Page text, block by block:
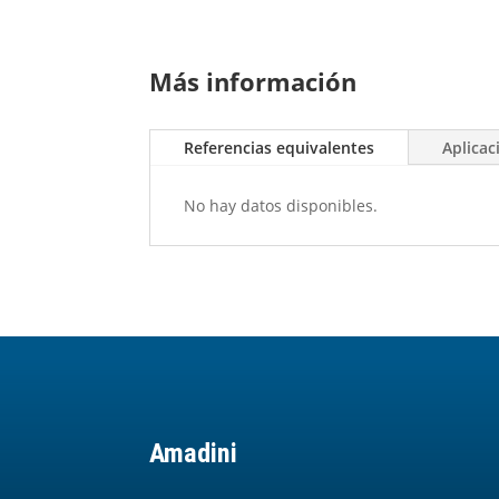
Más información
Referencias equivalentes
No hay datos disponibles.
Amadini